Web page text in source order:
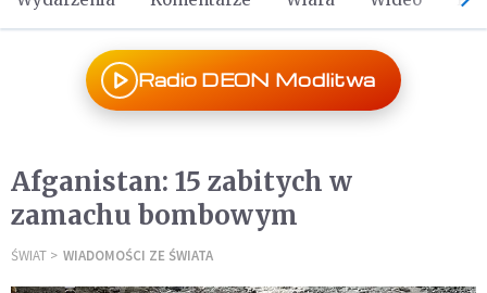
Radio DEON Modlitwa
Afganistan: 15 zabitych w
zamachu bombowym
ŚWIAT WIADOMOŚCI ZE ŚWIATA